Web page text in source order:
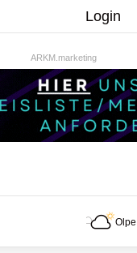
Login
ARKM.marketing
Olpe